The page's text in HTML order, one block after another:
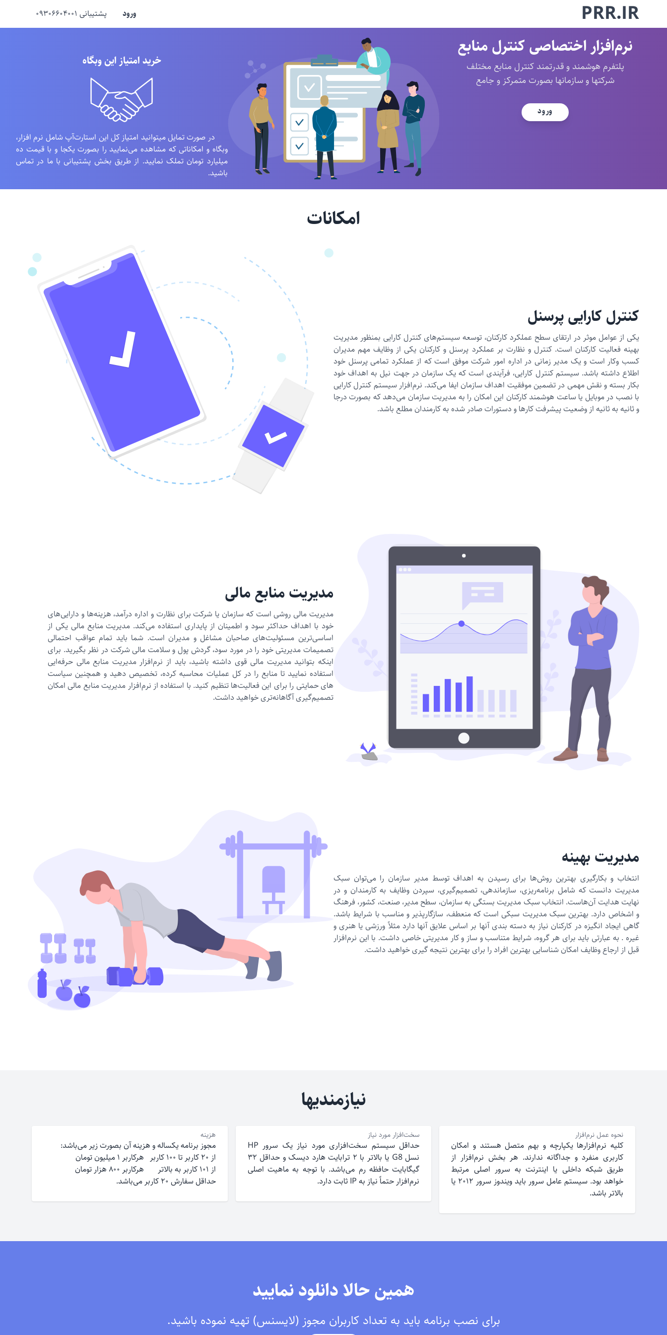
PRR.IR ورود پشتیبانی ۰۹۳۰۶۶۰۴۰۰۱
نرم‌افزار اختصاصی کنترل منابع
پلتفرم هوشمند و قدرتمند کنترل منابع مختلف
شرکتها و سازمانها بصورت متمرکز و جامع
ورود
خرید امتیاز این وبگاه
در صورت تمایل میتوانید امتیاز کل این استارت‌آپ شامل نرم افزار،
وبگاه و امکاناتی که مشاهده می‌نمایید را بصورت یکجا و با قیمت ده
میلیارد تومان تملک نمایید. از طریق بخش پشتیبانی با ما در تماس
باشید.
امکانات
کنترل کارایی پرسنل
یکی از عوامل موثر در ارتقای سطح عملکرد کارکنان، توسعه سیستم‌های کنترل کارایی بمنظور مدیریت
بهینه فعالیت کارکنان است. کنترل و نظارت بر عملکرد پرسنل و کارکنان یکی از وظایف مهم مدیران
کسب وکار است و یک مدیر زمانی در اداره امور شرکت موفق است که از عملکرد تمامی پرسنل خود
اطلاع داشته باشد. سیستم کنترل کارایی، فرآیندی است که یک سازمان در جهت نیل به اهداف خود
بکار بسته و نقش مهمی در تضمین موفقیت اهداف سازمان ایفا می‌کند. نرم‌افزار سیستم کنترل کارایی
با نصب در موبایل یا ساعت هوشمند کارکنان این امکان را به مدیریت سازمان می‌دهد که بصورت درجا
و ثانیه به ثانیه از وضعیت پیشرفت کارها و دستورات صادر شده به کارمندان مطلع باشد.
مدیریت منابع مالی
مدیریت مالی روشی است که سازمان يا شركت برای نظارت و اداره درآمد، هزینه‌ها و دارایی‌های
خود با اهداف حداکثر سود و اطمینان از پایداری استفاده می‌کند. مدیریت منابع مالی یکی از
اساسی‌ترین مسئولیت‌های صاحبان مشاغل و مدیران است. شما باید تمام عواقب احتمالی
تصمیمات مدیریتی خود را در مورد سود، گردش پول و سلامت مالی شرکت در نظر بگیرید. برای
اینکه بتوانید مدیریت مالی قوی داشته باشید، باید از نرم‌افزار مدیریت منابع مالی حرفه‌ایی
استفاده نمایید تا منابع را در کل عملیات محاسبه کرده، تخصیص دهید و همچنین سیاست‌
های حمایتی را برای این فعالیت‌ها تنظیم کنید. با استفاده از نرم‌افزار مدیریت منابع مالی امکان
تصمیم‌گیری آگاهانه‌‌تری خواهید داشت.
مدیریت بهینه
انتخاب و بکارگیری بهترین روش‌ها برای رسیدن به اهداف توسط مدیر سازمان را می‌توان سبک
مدیریت دانست که شامل برنامه‌ریزی، سازماندهی، تصمیم‌گیری، سپردن وظایف به کارمندان و در
نهایت هدایت آن‌هاست. انتخاب سبک مدیریت بستگی به سازمان، سطح مدیر، صنعت، کشور، فرهنگ
و اشخاص دارد. بهترین سبک مدیریت سبکی است که منعطف، سازگارپذیر و مناسب با شرایط باشد.
گاهی ایجاد انگیزه در کارکنان نیاز به دسته بندی آنها بر اساس علایق آنها دارد مثلاً ورزشی یا هنری و
غیره . به عبارتی باید برای هر گروه، شرایط متناسب و ساز و کار مدیریتی خاصی داشت. با این نرم‌افزار
قبل از ارجاع وظایف امکان شناسایی بهترین افراد را برای بهترین نتیجه گیری خواهید داشت.
نیازمندیها
نحوه عمل نرم‌افزار
کلیه نرم‌افزارها یکپارچه و بهم متصل هستند و امکان
کاربری منفرد و جداگانه ندارند. هر بخش نرم‌افزار از
طریق شبکه داخلی یا اینترنت به سرور اصلی مرتبط
خواهد بود. سیستم عامل سرور باید ویندوز سرور ۲۰۱۲ یا
بالاتر باشد.
سخت‌افزار مورد نیاز
حداقل سیستم سخت‌افزاری مورد نیاز یک سرور HP
نسل G8 یا بالاتر با ۲ ترابایت هارد دیسک و حداقل ۳۲
گیگابایت حافظه رم می‌باشد. با توجه به ماهیت اصلی
نرم‌افزار حتماً نیاز به IP ثابت دارد.
هزینه
مجوز برنامه یکساله و هزینه آن بصورت زیر می‌باشد‌:
از ۲۰ کاربر تا ۱۰۰ کاربر هرکاربر ۱ میلیون تومان
از ۱۰۱ کاربر به بالاتر هرکاربر ۸۰۰ هزار تومان
حداقل سفارش ۲۰ کاربر می‌باشد.
همین حالا دانلود نمایید
برای نصب برنامه باید به تعداد کاربران مجوز (لایسنس) تهیه نموده باشید.